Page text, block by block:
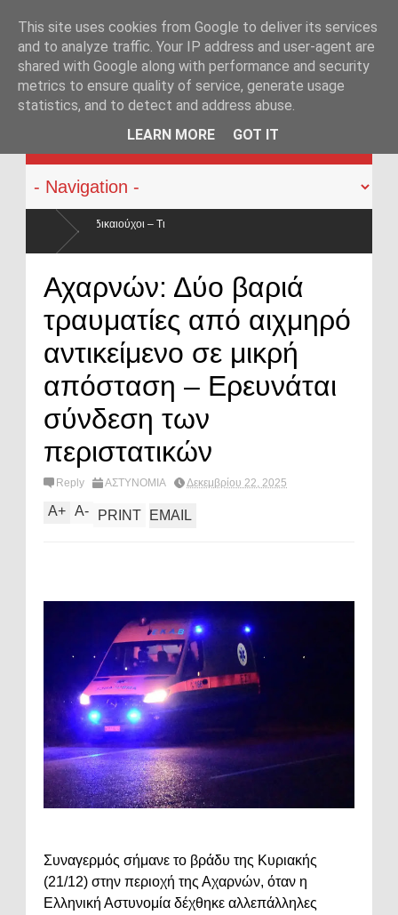
KATEHACKER
ο νόμος
Αχαρνών: Δύο βαριά
τραυματίες από αιχμηρό
αντικείμενο σε μικρή
απόσταση – Ερευνάται
σύνδεση των
περιστατικών
Reply ΑΣΤΥΝΟΜΙΑ Δεκεμβρίου 22, 2025
A+ A- PRINT EMAIL
Συναγερμός σήμανε το βράδυ της Κυριακής
(21/12) στην περιοχή της Αχαρνών, όταν η
Ελληνική Αστυνομία δέχθηκε αλλεπάλληλες
This site uses cookies from Google to deliver its services
and to analyze traffic. Your IP address and user-agent are
shared with Google along with performance and security
metrics to ensure quality of service, generate usage
statistics, and to detect and address abuse.
LEARN MORE
GOT IT